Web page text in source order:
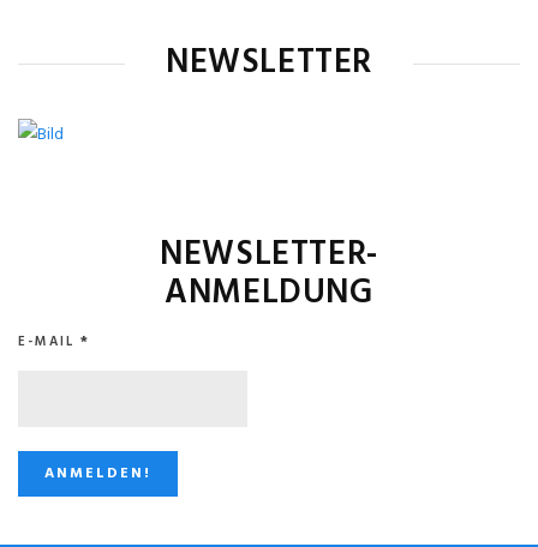
NEWSLETTER
NEWSLETTER-
ANMELDUNG
E-MAIL *